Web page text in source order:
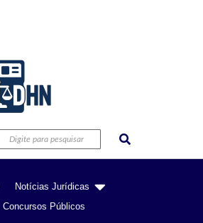
Notícias Jurídicas
Concursos Públicos